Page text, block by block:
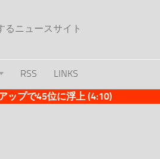
るニュースサイト
RSS
LINKS
ップで45位に浮上 (4:10)